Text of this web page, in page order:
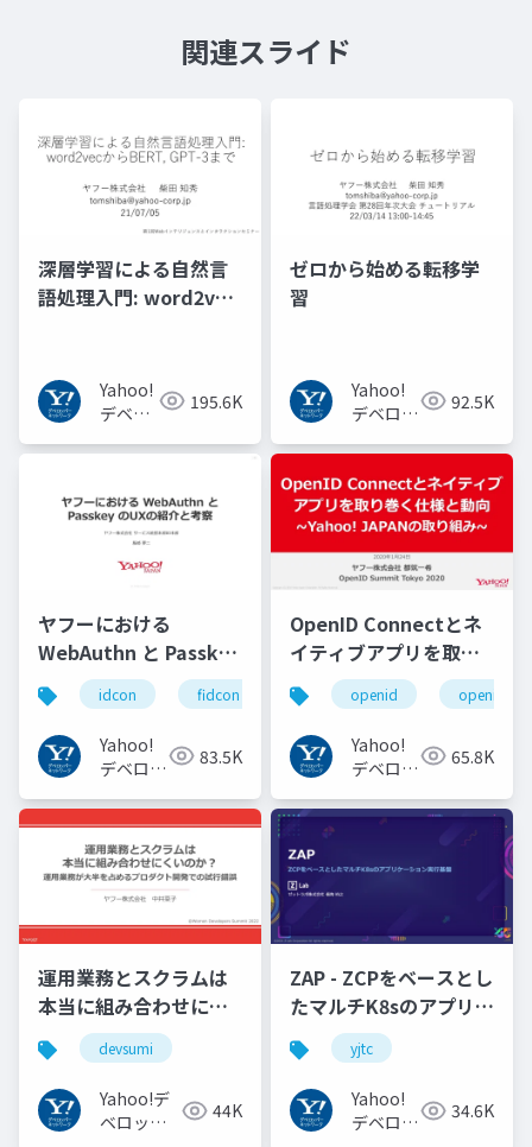
関連スライド
深層学習による自然言
語処理入門: word2vec
Yahoo!
デベロ
ネット
195.6K
ゼロから始める転移学
習
Yahoo!
デベロッ
トワーク
92.5K
ヤフーにおける
WebAuthn と Passkey
の UX の紹介と考察
#idcon #fidcon
idcon fidcon
Yahoo!
デベロッ
トワーク
83.5K
OpenID Connectとネ
イティブアプリを取り
巻く仕様と動向 Yahoo!
JAPANの取り組み
#openid
#openid_tokyo
openid
Yahoo!
デベロッ
トワーク
65.8K
運用業務とスクラムは
本当に組み合わせにく
いのか︖運用業務が大
半を占めるプロダクト
開発での試行錯誤
devsumi
Yahoo!デ
ベロッパ
44K
ZAP - ZCPをベースとし
たマルチK8sのアプリケ
ーション実行基盤
#YJTC / YJTC21 B-3
yjtc
Yahoo!
デベロッ
34.6K